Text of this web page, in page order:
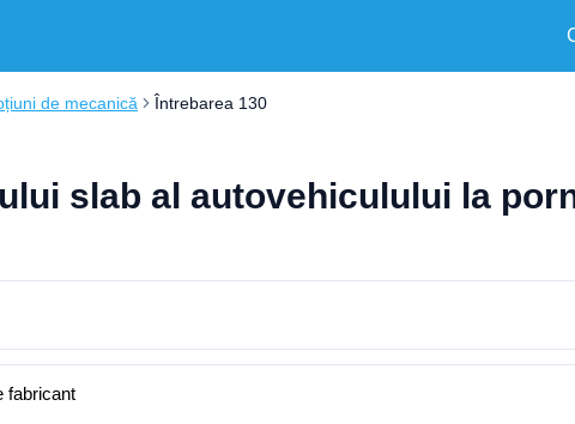
de mecanică Întrebarea 130
slab al autovehiculului la
fabricant